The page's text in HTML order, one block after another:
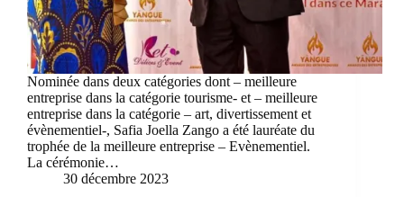
Nominée dans deux catégories dont – meilleure
entreprise dans la catégorie tourisme- et – meilleure
entreprise dans la catégorie – art, divertissement et
évènementiel-, Safia Joella Zango a été lauréate du
trophée de la meilleure entreprise – Evènementiel.
La cérémonie…
30 décembre 2023